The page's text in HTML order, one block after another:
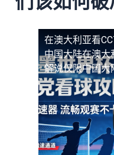
在澳大利亚看
中国大陆在澳大
解说仅限中国大